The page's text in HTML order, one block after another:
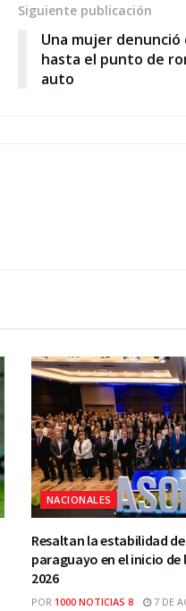
Siguiente publicación
Una mujer
hasta el punto de
auto
NACIONALES
Resaltan la estabilidad
paraguayo en el inicio de
2026
POR 1000 NOTICIAS 8 7 DE